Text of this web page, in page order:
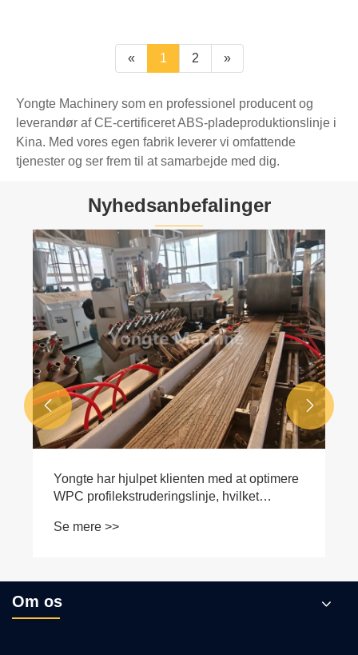
« 1 2 »
Yongte Machinery som en professionel producent og
leverandør af CE-certificeret ABS-pladeproduktionslinje i
Kina. Med vores egen fabrik leverer vi omfattende
tjenester og ser frem til at samarbejde med dig.
Nyhedsanbefalinger
Yongte har hjulpet klienten med at optimere
WPC profilekstruderingslinje, hvilket
Se mere >>
 
Om os